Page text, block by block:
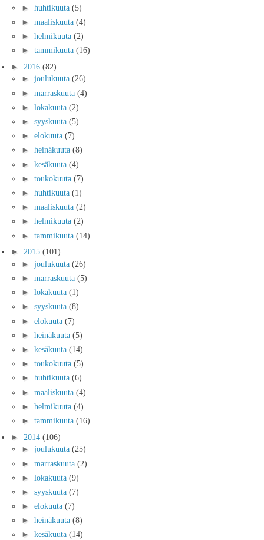
► huhtikuuta (5)
► maaliskuuta (4)
► helmikuuta (2)
► tammikuuta (16)
► 2016 (82)
► joulukuuta (26)
► marraskuuta (4)
► lokakuuta (2)
► syyskuuta (5)
► elokuuta (7)
► heinäkuuta (8)
► kesäkuuta (4)
► toukokuuta (7)
► huhtikuuta (1)
► maaliskuuta (2)
► helmikuuta (2)
► tammikuuta (14)
► 2015 (101)
► joulukuuta (26)
► marraskuuta (5)
► lokakuuta (1)
► syyskuuta (8)
► elokuuta (7)
► heinäkuuta (5)
► kesäkuuta (14)
► toukokuuta (5)
► huhtikuuta (6)
► maaliskuuta (4)
► helmikuuta (4)
► tammikuuta (16)
► 2014 (106)
► joulukuuta (25)
► marraskuuta (2)
► lokakuuta (9)
► syyskuuta (7)
► elokuuta (7)
► heinäkuuta (8)
► kesäkuuta (14)